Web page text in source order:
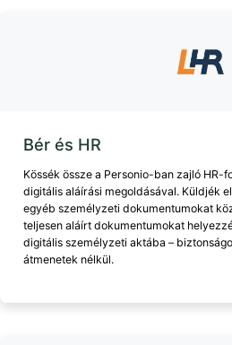
Bér és HR
Kössék össze a Personio-ban zajló HR-
digitális aláírási megoldásával. Küldjék
egyéb személyzeti dokumentumokat
teljesen aláírt dokumentumokat
digitális személyzeti aktába –
átmenetek nélkül.